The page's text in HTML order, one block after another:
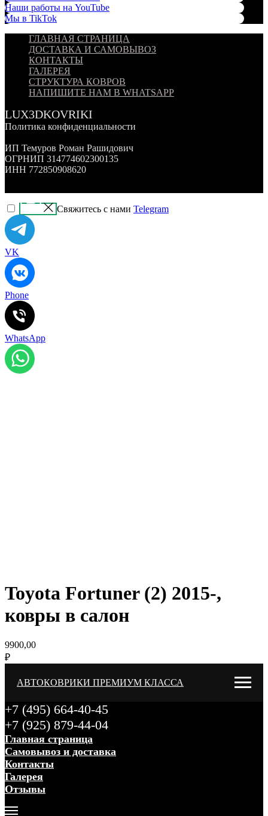
Наши работы на YouTube
Мы в TikTok
ГЛАВНАЯ СТРАНИЦА
ДОСТАВКА И САМОВЫВОЗ
КОНТАКТЫ
ГАЛЕРЕЯ
СТРУКТУРА КОВРОВ
НАПИШИТЕ НАМ В WHATSAPP
LUX3DKOVRIKI
Политика конфиденциальности
ИП Темуров Роман Рашидович
ОГРНИП 314774602300135
ИНН 772850908620
Свяжитесь с нами Telegram
VK
Phone
WhatsApp
Toyota Fortuner (2) 2015-,
ковры в салон
9900,00
₽
АВТОКОВРИКИ ПРЕМИУМ КЛАССА
+7 (495) 664-40-45
+7 (925) 879-44-04
Главная страница
Самовывоз и доставка
Контакты
Галерея
Отзывы